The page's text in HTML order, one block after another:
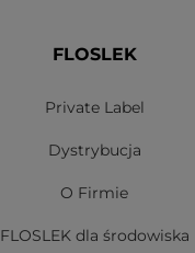
FLOSLEK
Private Label
Dystrybucja
O Firmie
FLOSLEK dla środowiska